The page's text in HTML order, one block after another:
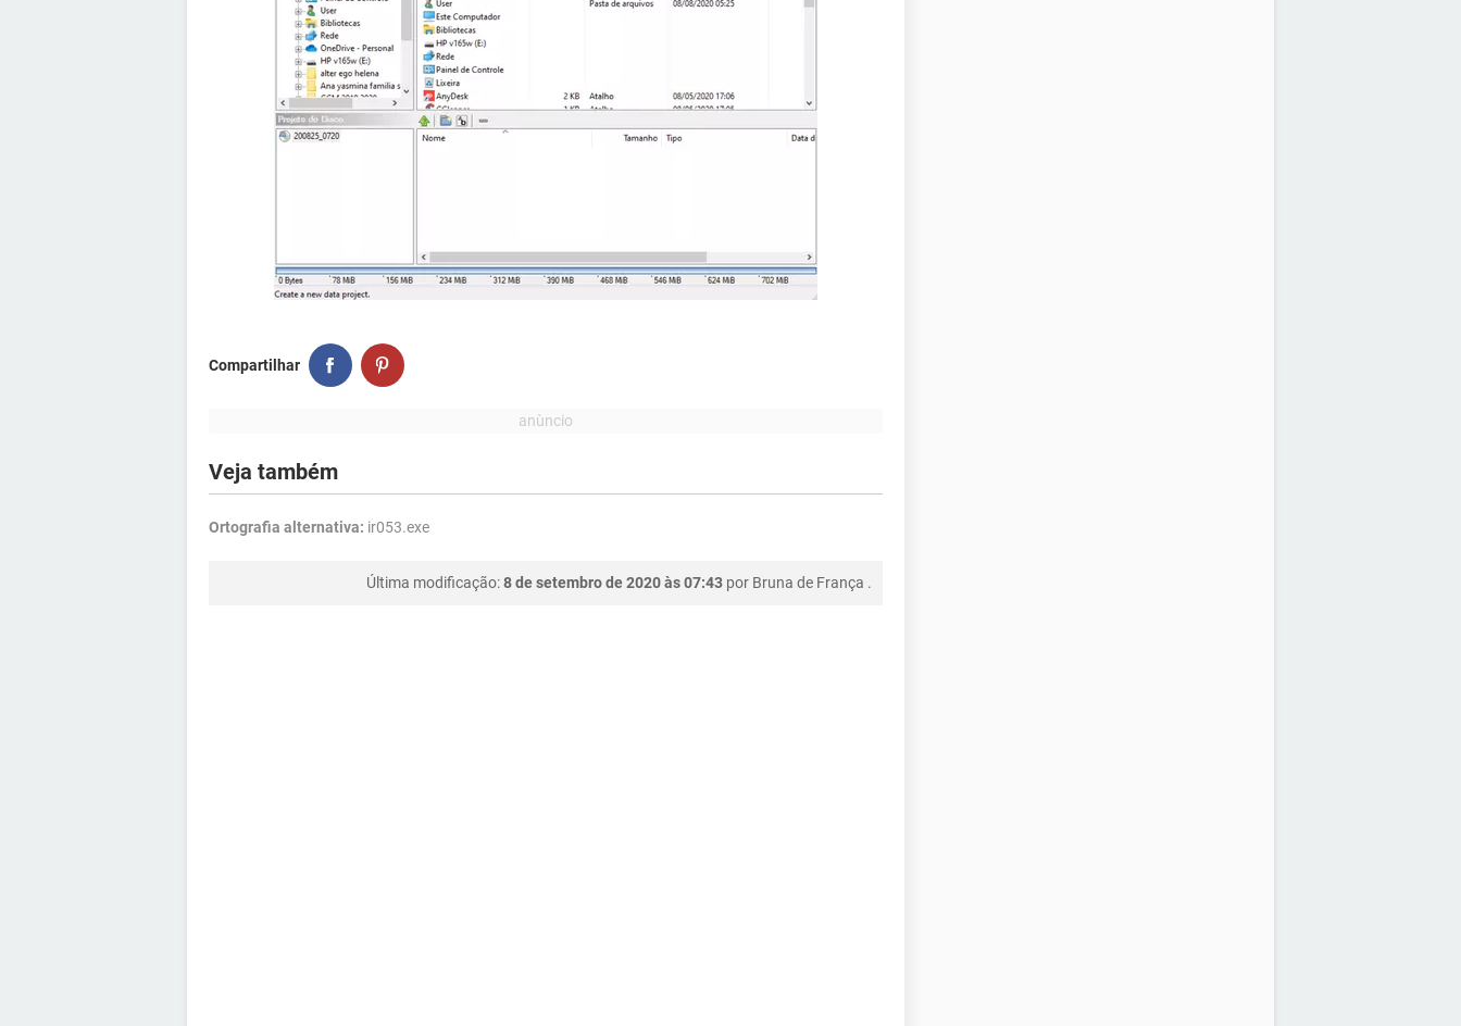
Compartilhar
Veja também
Ortografia alternativa: ir053.exe
Última modificação:8 de setembro de 2020 às 07:43 por Bruna de França .